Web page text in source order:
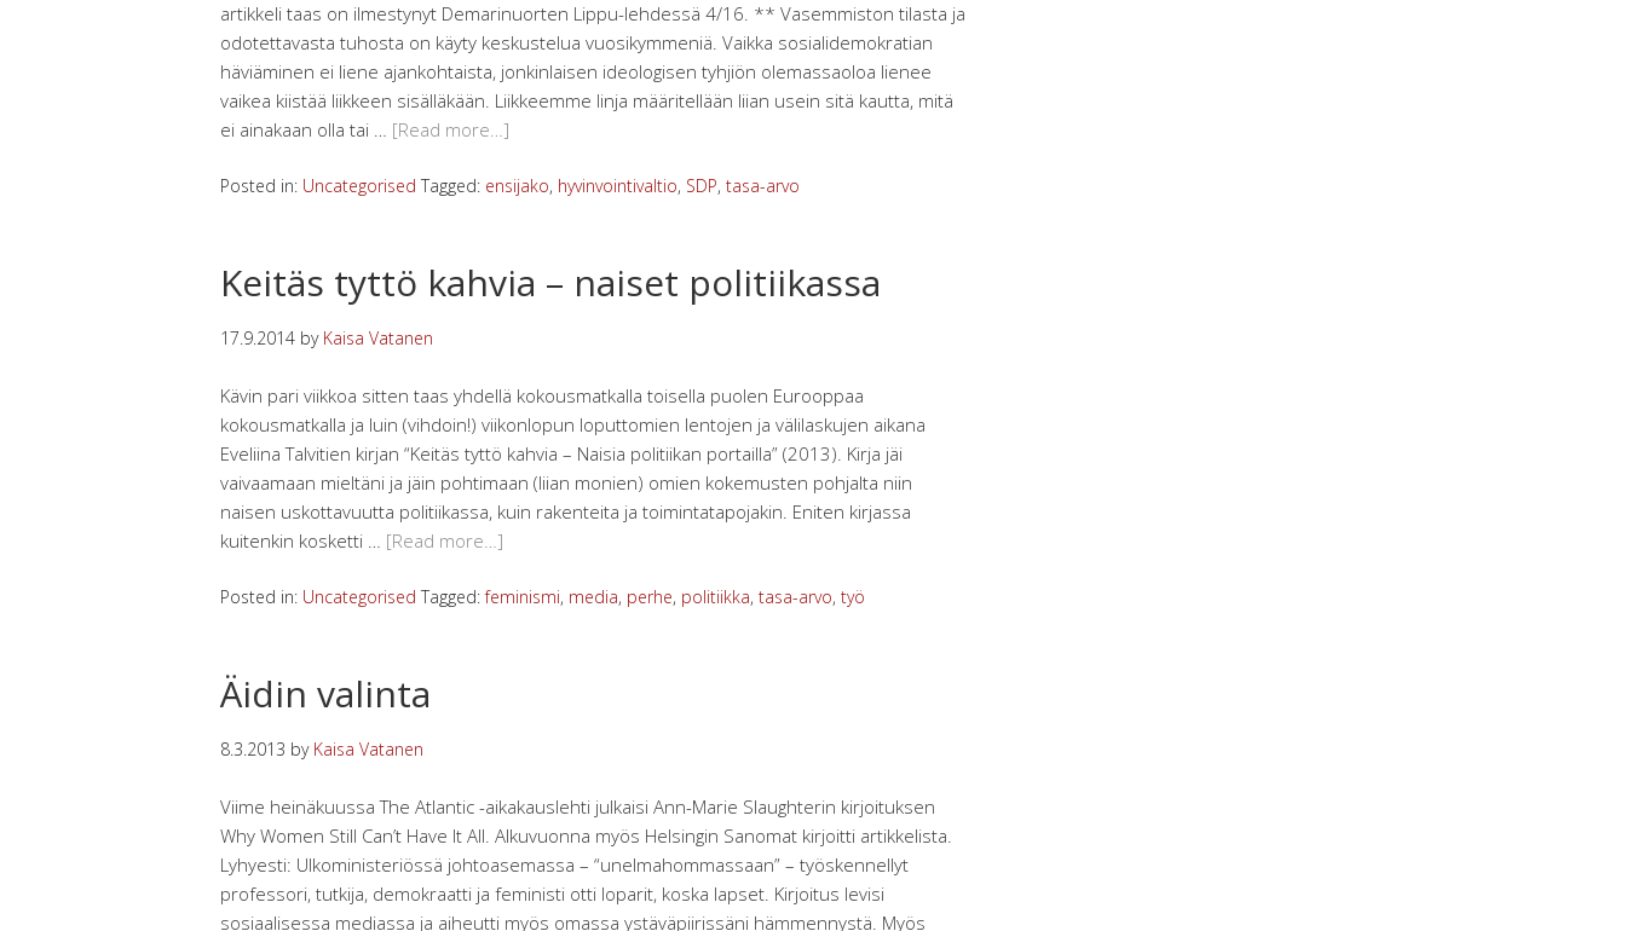
artikkeli taas on ilmestynyt Demarinuorten Lippu-lehdessä 4/16. ** Vasemmiston tilasta ja
odotettavasta tuhosta on käyty keskustelua vuosikymmeniä. Vaikka sosialidemokratian
häviäminen ei liene ajankohtaista, jonkinlaisen ideologisen tyhjiön olemassaoloa lienee
vaikea kiistää liikkeen sisälläkään. Liikkeemme linja määritellään liian usein sitä kautta, mitä
ei ainakaan olla tai … [Read more…]
Posted in: Uncategorised Tagged: ensijako, hyvinvointivaltio, SDP, tasa-arvo
Keitäs tyttö kahvia – naiset politiikassa
17.9.2014 by Kaisa Vatanen
Kävin pari viikkoa sitten taas yhdellä kokousmatkalla toisella puolen Eurooppaa
kokousmatkalla ja luin (vihdoin!) viikonlopun loputtomien lentojen ja välilaskujen aikana
Eveliina Talvitien kirjan “Keitäs tyttö kahvia – Naisia politiikan portailla” (2013). Kirja jäi
vaivaamaan mieltäni ja jäin pohtimaan (liian monien) omien kokemusten pohjalta niin
naisen uskottavuutta politiikassa, kuin rakenteita ja toimintatapojakin. Eniten kirjassa
kuitenkin kosketti … [Read more…]
Posted in: Uncategorised Tagged:feminismi, media, perhe, politiikka, tasa-arvo, työ
Äidin valinta
8.3.2013 by Kaisa Vatanen
Viime heinäkuussa The Atlantic -aikakauslehti julkaisi Ann-Marie Slaughterin kirjoituksen
Why Women Still Can’t Have It All. Alkuvuonna myös Helsingin Sanomat kirjoitti artikkelista.
Lyhyesti: Ulkoministeriössä johtoasemassa – “unelmahommassaan” – työskennellyt
professori, tutkija, demokraatti ja feministi otti loparit, koska lapset. Kirjoitus levisi
sosiaalisessa mediassa ja aiheutti myös omassa ystäväpiirissäni hämmennystä. Myös